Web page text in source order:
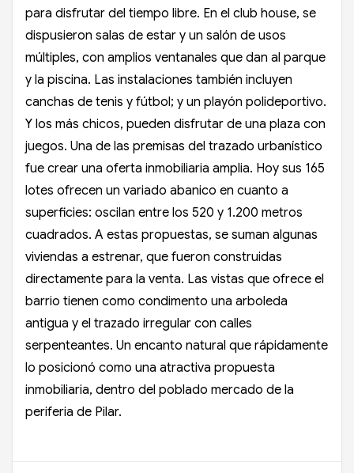
para disfrutar del tiempo libre. En el club house, se
dispusieron salas de estar y un salón de usos
múltiples, con amplios ventanales que dan al parque
y la piscina. Las instalaciones también incluyen
canchas de tenis y fútbol; y un playón polideportivo.
Y los más chicos, pueden disfrutar de una plaza con
juegos. Una de las premisas del trazado urbanístico
fue crear una oferta inmobiliaria amplia. Hoy sus 165
lotes ofrecen un variado abanico en cuanto a
superficies: oscilan entre los 520 y 1.200 metros
cuadrados. A estas propuestas, se suman algunas
viviendas a estrenar, que fueron construidas
directamente para la venta. Las vistas que ofrece el
barrio tienen como condimento una arboleda
antigua y el trazado irregular con calles
serpenteantes. Un encanto natural que rápidamente
lo posicionó como una atractiva propuesta
inmobiliaria, dentro del poblado mercado de la
periferia de Pilar.